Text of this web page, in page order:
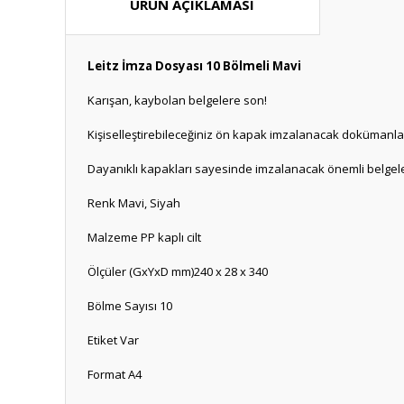
ÜRÜN AÇIKLAMASI
Leitz İmza Dosyası 10 Bölmeli Mavi
Karışan, kaybolan belgelere son!
Kişiselleştirebileceğiniz ön kapak imzalanacak
Dayanıklı kapakları sayesinde imzalanacak önemli
Renk Mavi, Siyah
Malzeme PP kaplı cilt
Ölçüler (GxYxD mm)240 x 28 x 340
Bölme Sayısı 10
Etiket Var
Format A4